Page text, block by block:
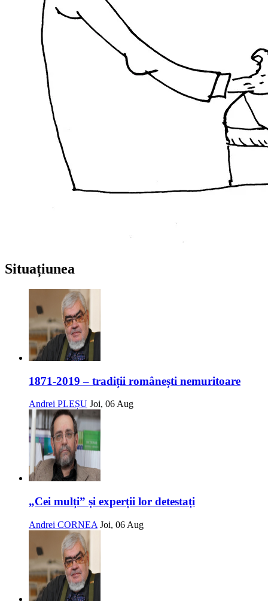
Situațiunea
1871-2019 – tradiții românești nemuritoare
Andrei PLEȘU Joi, 06 Aug
„Cei mulți” și experții lor detestați
Andrei CORNEA Joi, 06 Aug